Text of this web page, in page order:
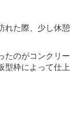
れた際、少し休
たのがコンクリ
型枠によって仕